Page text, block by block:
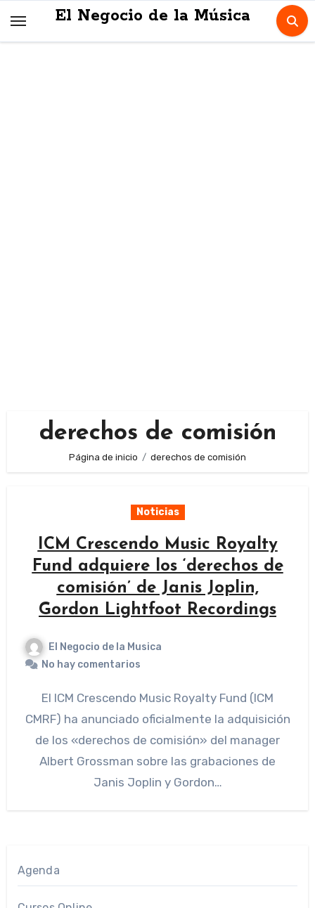
El Negocio de la Música
derechos de comisión
Página de inicio derechos de comisión
Noticias
ICM Crescendo Music Royalty
Fund adquiere los ‘derechos de
comisión’ de Janis Joplin,
Gordon Lightfoot Recordings
El Negocio de la Musica
No hay comentarios
El ICM Crescendo Music Royalty Fund (ICM
CMRF) ha anunciado oficialmente la adquisición
de los «derechos de comisión» del manager
Albert Grossman sobre las grabaciones de
Janis Joplin y Gordon…
Agenda